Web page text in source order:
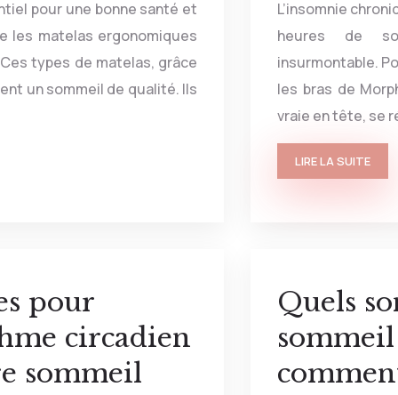
pour une bonne santé et
les matelas ergonomiques
types de matelas, grâce
un sommeil de qualité. Ils
L’insomnie
heures de
insurmontable.
les bras de
vraie en tête, se
LIRE LA SUITE
pour
circadien
sommeil
Quels